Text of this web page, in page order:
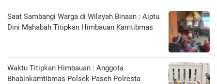
Saat Sambangi Warga di Wilayah Binaan : Aiptu
Dini Mahabah Titipkan Himbauan Kamtibmas
Waktu Titipkan Himbauan : Anggota
Bhabinkamtibmas Polsek Paseh Polresta